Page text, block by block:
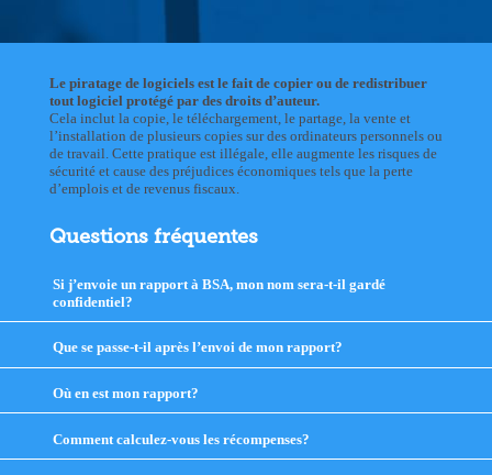
Le piratage de logiciels est le fait de copier ou de redistribuer
tout logiciel protégé par des droits d’auteur.
Cela inclut la copie, le téléchargement, le partage, la vente et
l’installation de plusieurs copies sur des ordinateurs personnels ou
de travail. Cette pratique est illégale, elle augmente les risques de
sécurité et cause des préjudices économiques tels que la perte
d’emplois et de revenus fiscaux.
Questions fréquentes
Si j’envoie un rapport à BSA, mon nom sera-t-il gardé
confidentiel?
to
contents
Que se passe-t-il après l’envoi de mon rapport?
to
Où en est mon rapport?
to
contents
Comment calculez-vous les récompenses?
to